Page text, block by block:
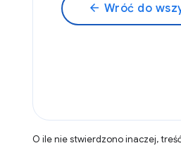
arrow_back Wróć do
O ile nie stwierdzono inaczej,